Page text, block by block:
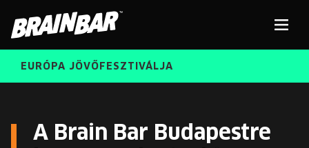
BarEURÓPA JÖVŐFESZTIVÁLJA
A Brain Bar Budapestre